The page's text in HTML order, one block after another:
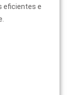
eficientes e